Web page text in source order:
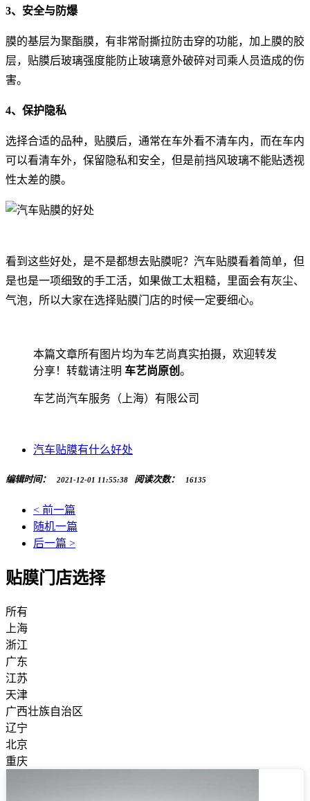
3、安全与防爆
膜的基层为聚酯膜，有非常耐撕拉防击穿的功能，加上膜的胶
层，贴膜后玻璃强度能防止玻璃意外破碎对司乘人员造成的伤
害。
4、保护隐私
选择合适的品种，贴膜后，通常在车外看不清车内，而在车内
可以看清车外，保留隐私和安全，但是前挡风玻璃不能贴透视
性太差的膜。
看到这些好处，是不是都想去贴膜呢？汽车贴膜看着简单，但
是也是一项细致的手工活，如果做工太粗糙，里面会有灰尘、
气泡，所以大家在选择贴膜门店的时候一定要细心。
本篇文章所有图片均为车艺尚真实拍摄，欢迎转发
分享！转载请注明 车艺尚原创 。
车艺尚汽车服务（上海）有限公司
汽车贴膜有什么好处
编辑时间： 2021-12-01 11:55:38 阅读次数： 16135
< 前一篇
随机一篇
后一篇 >
贴膜门店选择
所有
上海
浙江
广东
江苏
天津
广西壮族自治区
辽宁
北京
重庆